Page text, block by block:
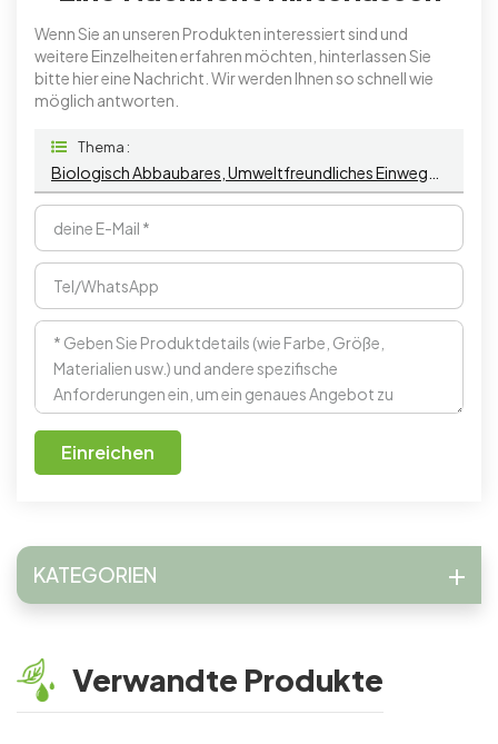
Wenn Sie an unseren Produkten interessiert sind und
weitere Einzelheiten erfahren möchten, hinterlassen Sie
bitte hier eine Nachricht. Wir werden Ihnen so schnell wie
möglich antworten.
Thema :
Einreichen
KATEGORIEN
Verwandte Produkte